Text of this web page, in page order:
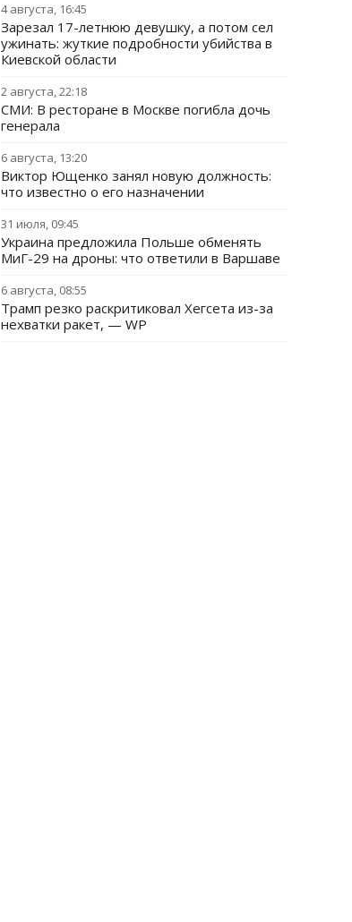
4 августа, 16:45
Зарезал 17-летнюю девушку, а потом сел
ужинать: жуткие подробности убийства в
Киевской области
2 августа, 22:18
СМИ: В ресторане в Москве погибла дочь
генерала
6 августа, 13:20
Виктор Ющенко занял новую должность:
что известно о его назначении
31 июля, 09:45
Украина предложила Польше обменять
МиГ-29 на дроны: что ответили в Варшаве
6 августа, 08:55
Трамп резко раскритиковал Хегсета из-за
нехватки ракет, — WP